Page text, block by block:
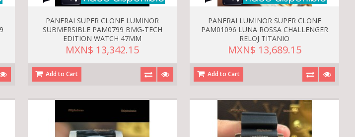
PANERAI SUPER CLONE LUMINOR
SUBMERSIBLE PAM0799 BMG-TECH
EDITION WATCH 47MM
MXN$ 13,342.15
Add to Cart
PANERAI LUMINOR SUPER CLONE
PAM01096 LUNA ROSSA CHALLENGER
RELOJ TITANIO
MXN$ 13,689.15
Add to Cart